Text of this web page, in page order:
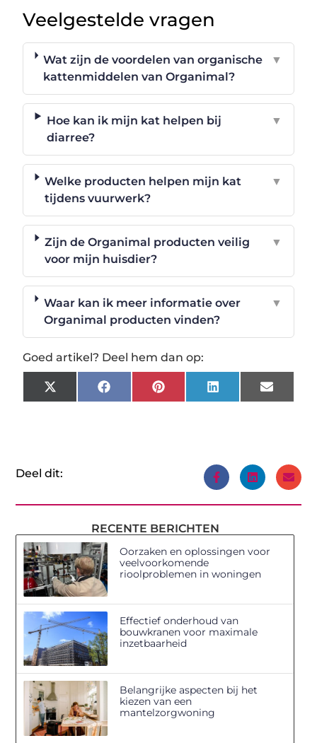
Veelgestelde vragen
Wat zijn de voordelen van organische
kattenmiddelen van Organimal?
▼
Hoe kan ik mijn kat helpen bij
diarree?
▼
Welke producten helpen mijn kat
tijdens vuurwerk?
▼
Zijn de Organimal producten veilig
voor mijn huisdier?
▼
Waar kan ik meer informatie over
Organimal producten vinden?
▼
Goed artikel? Deel hem dan op:
X
(Twitter)
FacebookPinterestLinkedInEmail
Deel dit:
RECENTE BERICHTEN
Oorzaken en oplossingen voor
veelvoorkomende
rioolproblemen in woningen
Effectief onderhoud van
bouwkranen voor maximale
inzetbaarheid
Belangrijke aspecten bij het
kiezen van een
mantelzorgwoning